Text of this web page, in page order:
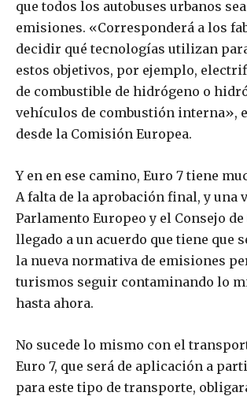
que todos los autobuses urbanos
emisiones. «Corresponderá a los
decidir qué tecnologías utilizan
estos objetivos, por ejemplo,
de combustible de hidrógeno o
vehículos de combustión interna»,
desde la Comisión Europea.
Y en en ese camino, Euro 7 tiene
A falta de la aprobación final, y una
Parlamento Europeo y el Consejo
llegado a un acuerdo que tiene que
la nueva normativa de emisiones
turismos seguir contaminando lo
hasta ahora.
No sucede lo mismo con el
Euro 7, que será de aplicación a
para este tipo de transporte,